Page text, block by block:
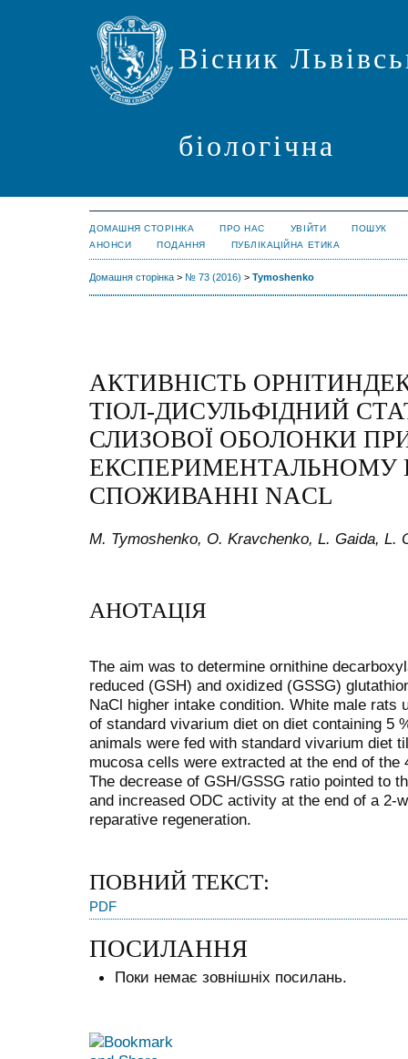
Вісник
біологічна
ДОМАШНЯ СТОРІНКА ПРО НАС УВІЙТИ
ПОШУК
АНОНСИ
ПОДАННЯ ПУБЛІКАЦІЙНА ЕТИКА
Домашня сторінка > № 73 (2016) > Tymoshenko
АКТИВНІСТЬ
ТІОЛ-ДИСУЛЬФІДНИЙ
СЛИЗОВОЇ ОБОЛОНКИ
СПОЖИВАННІ NACL
M. Tymoshenko, O. Kravchenko, L. Gaida, L.
АНОТАЦІЯ
The aim was to determine ornithine
reduced (GSH) and oxidized (GSSG)
NaCl higher intake condition. White male rats
of standard vivarium diet on diet containing 5
animals were fed with standard vivarium diet
mucosa cells were extracted at the end of the
The decrease of GSH/GSSG ratio pointed to
and increased ODC activity at the end of a 2-
reparative regeneration.
ПОВНИЙ ТЕКСТ:
PDF
ПОСИЛАННЯ
Поки немає зовнішніх посилань.